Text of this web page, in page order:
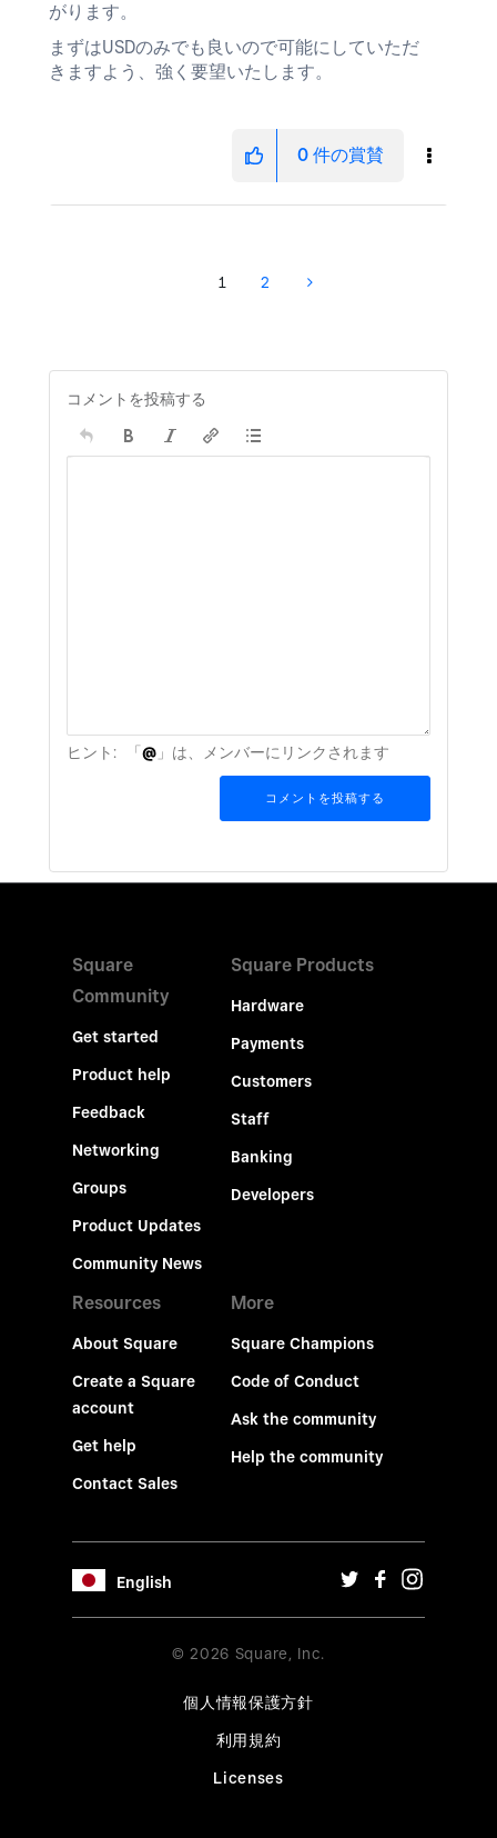
がります。
まずはUSDのみでも良いので可能にしていただ
きますよう、強く要望いたします。
0 件の賞賛
1 2
コメントを投稿する
ヒント: 「 @ 」は、メンバーにリンクされます
Square
Community
Get started
Product help
Feedback
Networking
Groups
Product Updates
Community News
Square Products
Hardware
Payments
Customers
Staff
Banking
Developers
Resources
About Square
Create a Square
account
Get help
Contact Sales
More
Square Champions
Code of Conduct
Ask the community
Help the community
English
© 2026 Square, Inc.
個人情報保護方針
利用規約
Licenses